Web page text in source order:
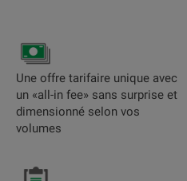
Une offre tarifaire unique avec
un «all-in fee» sans surprise et
dimensionné selon vos
volumes